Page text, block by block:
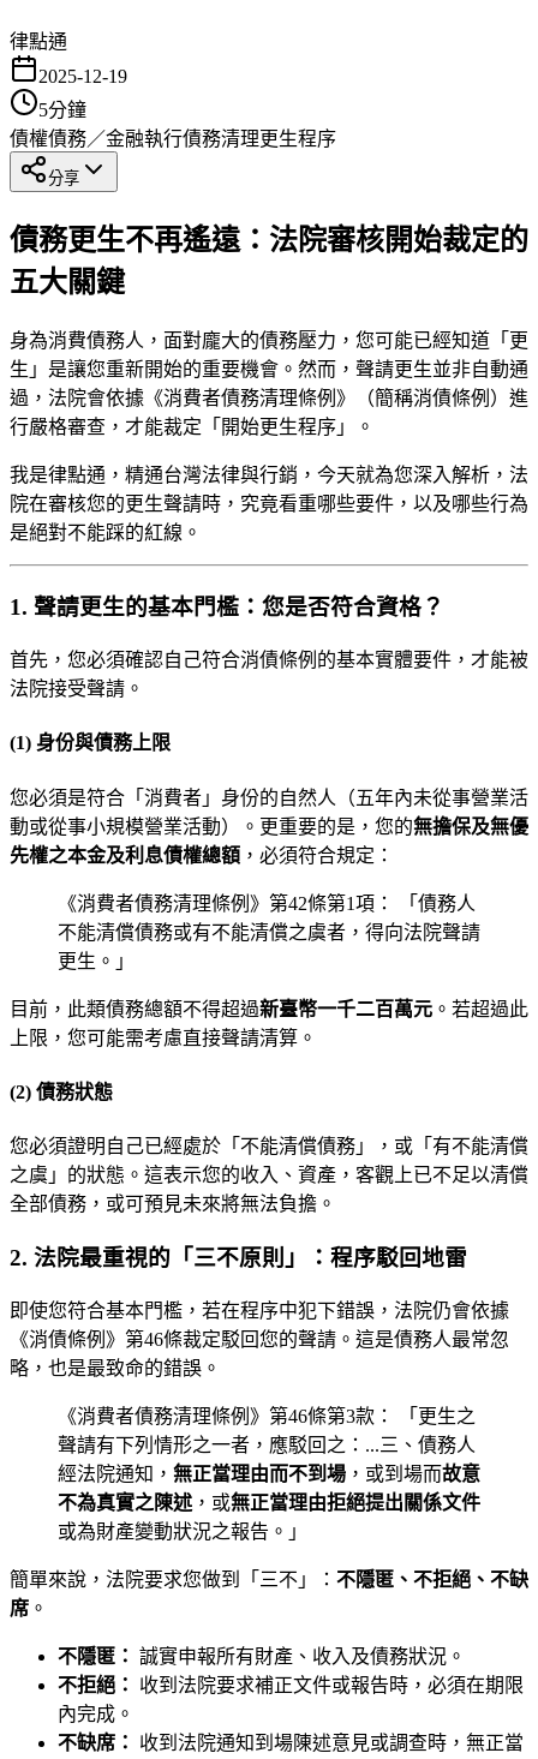
律點通
2025-12-19
5分鐘
債權債務／金融執行債務清理更生程序
分享
債務更生不再遙遠：法院審核開始裁定的
五大關鍵
身為消費債務人，面對龐大的債務壓力，您可能已經知道「更
生」是讓您重新開始的重要機會。然而，聲請更生並非自動通
過，法院會依據《消費者債務清理條例》（簡稱消債條例）進
行嚴格審查，才能裁定「開始更生程序」。
我是律點通，精通台灣法律與行銷，今天就為您深入解析，法
院在審核您的更生聲請時，究竟看重哪些要件，以及哪些行為
是絕對不能踩的紅線。
1. 聲請更生的基本門檻：您是否符合資格？
首先，您必須確認自己符合消債條例的基本實體要件，才能被
法院接受聲請。
(1) 身份與債務上限
您必須是符合「消費者」身份的自然人（五年內未從事營業活
動或從事小規模營業活動）。更重要的是，您的無擔保及無優
先權之本金及利息債權總額 ，必須符合規定：
《消費者債務清理條例》第42條第1項： 「債務人
不能清償債務或有不能清償之虞者，得向法院聲請
更生。」
目前，此類債務總額不得超過新臺幣一千二百萬元 。若超過此
上限，您可能需考慮直接聲請清算。
(2) 債務狀態
您必須證明自己已經處於「不能清償債務」，或「有不能清償
之虞」的狀態。這表示您的收入、資產，客觀上已不足以清償
全部債務，或可預見未來將無法負擔。
2. 法院最重視的「三不原則」：程序駁回地雷
即使您符合基本門檻，若在程序中犯下錯誤，法院仍會依據
《消債條例》第46條裁定駁回您的聲請。這是債務人最常忽
略，也是最致命的錯誤。
《消費者債務清理條例》第46條第3款： 「更生之
聲請有下列情形之一者，應駁回之：...三、債務人
經法院通知， 無正當理由而不到場 ，或到場而故意
不為真實之陳述 ，或無正當理由拒絕提出關係文件
或為財產變動狀況之報告。」
簡單來說，法院要求您做到「三不」： 不隱匿、不拒絕、不缺
席 。
不隱匿： 誠實申報所有財產、收入及債務狀況。
不拒絕：
收到法院要求補正文件或報告時，必須在期限
內完成。
不缺席：
收到法院通知到場陳述意見或調查時，無正當